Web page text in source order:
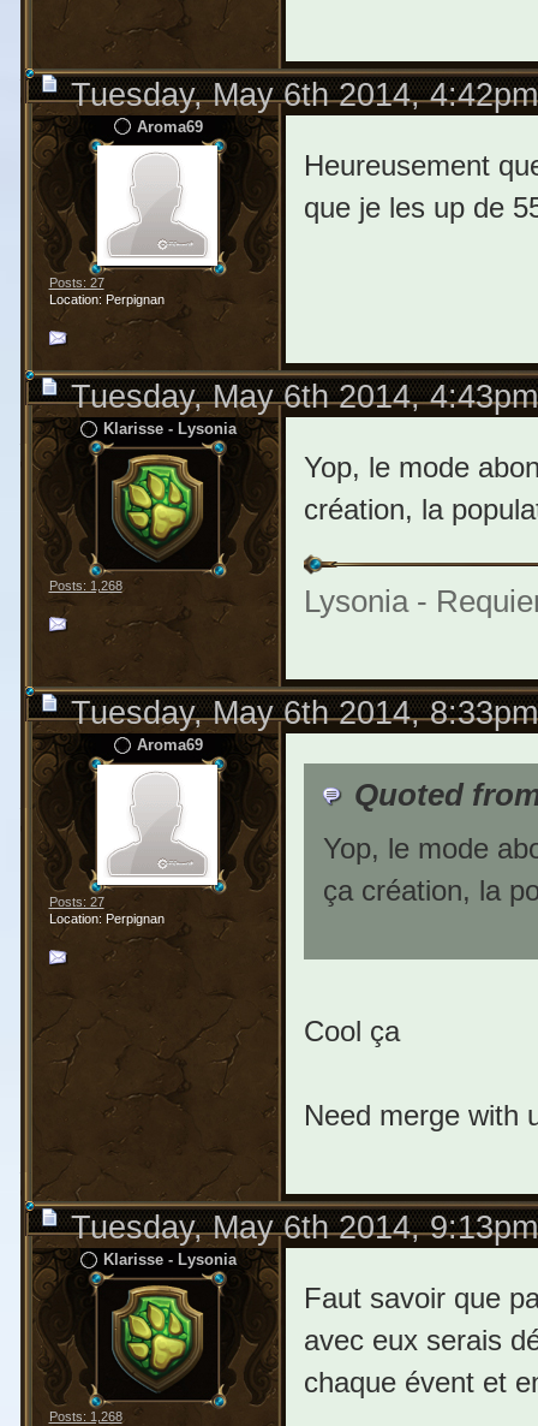
Tuesday, May 6th 2014, 4:42pm
Aroma69
Posts: 27
Location: Perpignan
Heureusement
que je les up de
Tuesday, May 6th 2014, 4:43pm
Klarisse - Lysonia
Posts: 1,268
Yop, le mode
création, la
Lysonia -
Tuesday, May 6th 2014, 8:33pm
Aroma69
Posts: 27
Location: Perpignan
Quoted
Yop, le mode
ça création, la
Cool ça
Need merge with
Tuesday, May 6th 2014, 9:13pm
Klarisse - Lysonia
Posts: 1,268
Faut savoir que
avec eux serais
chaque évent et